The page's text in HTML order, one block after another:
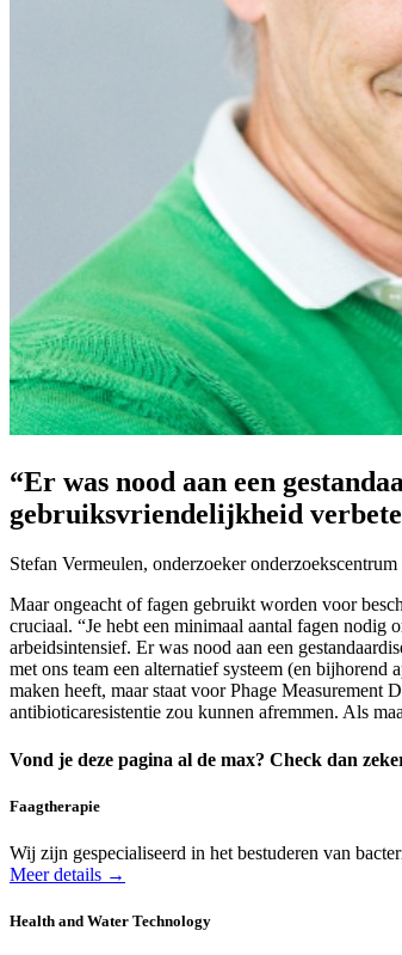
“Er was nood aan een
gebruiksvriendelijkheid
Stefan Vermeulen, onderzoeker
Maar ongeacht of fagen gebruikt worden voor
cruciaal. “Je hebt een minimaal aantal fagen
arbeidsintensief. Er was nood aan een
met ons team een alternatief systeem (en
maken heeft, maar staat voor Phage Measurement
antibioticaresistentie zou kunnen afremmen. Als
Vond je deze pagina al de max? Check dan
Faagtherapie
Wij zijn gespecialiseerd in het bestuderen van
Meer details →
Health and Water Technology